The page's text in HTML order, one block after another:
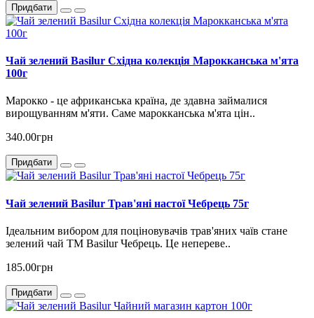
Придбати
Чай зелений Basilur Східна колекція Марокканська м'ята
100г
Марокко - це африканська країна, де здавна займалися
вирощуванням м'яти. Саме марокканська м'ята цін..
340.00грн
Придбати
Чай зелений Basilur Трав'яні настої Чебрець 75г
Ідеальним вибором для поціновувачів трав'яних чаїв стане
зелений чай ТМ Basilur Чебрець. Це непереве..
185.00грн
Придбати